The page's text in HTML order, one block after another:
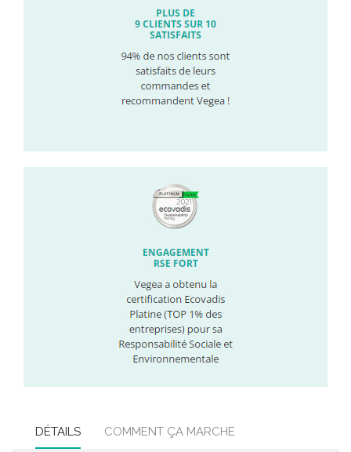
DÉTAILS COMMENT ÇA MARCHE